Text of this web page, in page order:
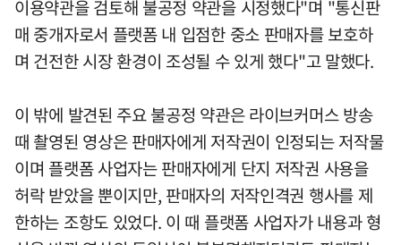
이용약관을 검토해 불공정 약관을 시정했다"며 "통신판
매 중개자로서 플랫폼 내 입점한 중소 판매자를 보호하
며 건전한 시장 환경이 조성될 수 있게 했다"고 말했다.
이 밖에 발견된 주요 불공정 약관은 라이브커머스 방송
때 촬영된 영상은 판매자에게 저작권이 인정되는 저작물
이며 플랫폼 사업자는 판매자에게 단지 저작권 사용을
허락 받았을 뿐이지만, 판매자의 저작인격권 행사를 제
한하는 조항도 있었다. 이 때 플랫폼 사업자가 내용과 형